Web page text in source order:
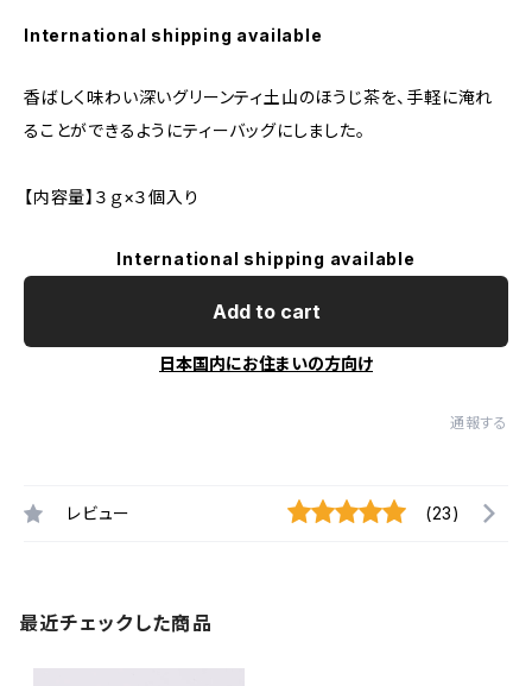
International shipping available
香ばしく味わい深いグリーンティ土山のほうじ茶を、手軽に淹れ
ることができるようにティーバッグにしました。
【内容量】３ｇ×３個入り
International shipping available
Add to cart
日本国内にお住まいの方向け
通報する
レビュー (23)
最近チェックした商品